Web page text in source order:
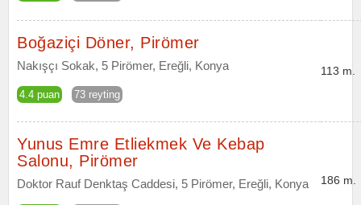
Boğaziçi Döner, Pirömer
Nakışçı Sokak, 5 Pirömer, Ereğli, Konya
4.4 puan 73 reyting
113 m.
Yunus Emre Etliekmek Ve Kebap
Salonu, Pirömer
Doktor Rauf Denktaş Caddesi, 5 Pirömer, Ereğli, Konya 186 m.